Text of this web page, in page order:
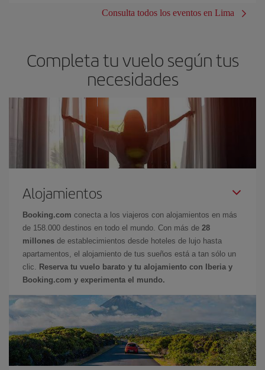
Consulta todos los eventos en Lima
Completa tu vuelo según tus
necesidades
Alojamientos
Booking.com conecta a los viajeros con alojamientos en más
de 158.000 destinos en todo el mundo. Con más de 28
millones de establecimientos desde hoteles de lujo hasta
apartamentos, el alojamiento de tus sueños está a tan sólo un
clic.
Reserva tu vuelo barato y tu alojamiento con Iberia y
Booking.com y experimenta el mundo.